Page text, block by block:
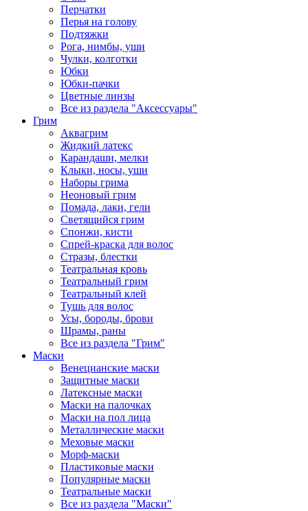
Перчатки
Перья на голову
Подтяжки
Рога, нимбы, уши
Чулки, колготки
Юбки
Юбки-пачки
Цветные линзы
Все из раздела "Аксессуары"
Грим
Аквагрим
Жидкий латекс
Карандаши, мелки
Клыки, носы, уши
Наборы грима
Неоновый грим
Помада, лаки, гели
Светящийся грим
Спонжи, кисти
Спрей-краска для волос
Стразы, блестки
Театральная кровь
Театральный грим
Театральный клей
Тушь для волос
Усы, бороды, брови
Шрамы, раны
Все из раздела "Грим"
Маски
Венецианские маски
Защитные маски
Латексные маски
Маски на палочках
Маски на пол лица
Металлические маски
Меховые маски
Морф-маски
Пластиковые маски
Популярные маски
Театральные маски
Все из раздела "Маски"